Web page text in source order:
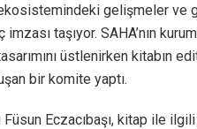
gelişmeler
taşıyor. SAHA’nın
üstlenirken kitabın
bir komite yaptı.
Eczacıbaşı, kitap ile ilgili